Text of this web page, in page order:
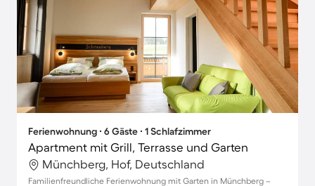
Ferienwohnung ∙ 6 Gäste ∙ 1 Schlafzimmer
Apartment mit Grill, Terrasse und Garten
Münchberg, Hof, Deutschland
Familienfreundliche Ferienwohnung mit Garten in Münchberg –